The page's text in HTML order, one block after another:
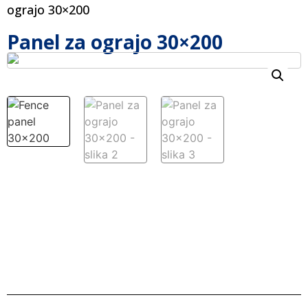
ograjo 30×200
Panel za ograjo 30×200